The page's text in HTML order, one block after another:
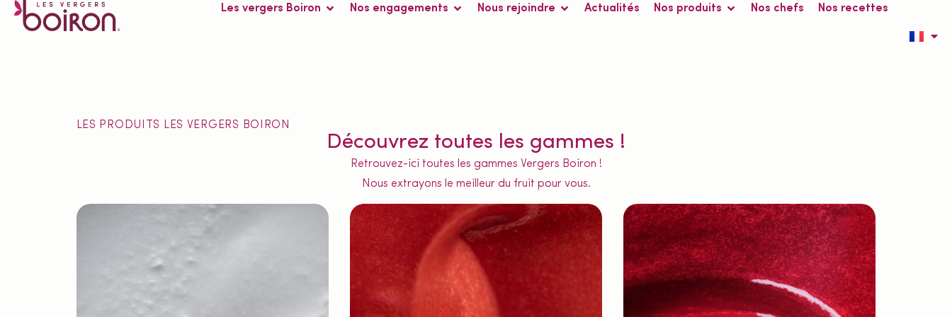
Les vergers Boiron Nos engagements Nous rejoindre Actualités Nos produits Nos chefs Nos recettes
LES PRODUITS LES VERGERS BOIRON
Découvrez toutes les gammes !
Retrouvez-ici toutes les gammes Vergers Boiron !
Nous extrayons le meilleur du fruit pour vous.